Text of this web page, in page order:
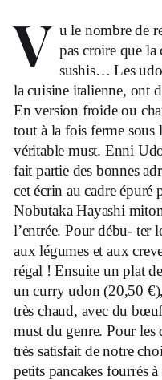
V u le nombre de
pas croire que
sushis… Les
la cuisine italienne, ont
En version froide ou
tout à la fois ferme sous
véritable must. Enni
fait partie des bonnes
cet écrin au cadre épuré
Nobutaka Hayashi
l’entrée. Pour débu- ter
aux légumes et aux
régal ! Ensuite un plat
un curry udon (20,50
très chaud, avec du
must du genre. Pour les
très satisfait de notre
petits pancakes fourrés